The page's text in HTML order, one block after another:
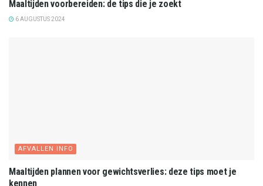
Maaltijden voorbereiden: de tips die je zoekt
6 AUGUSTUS 2024
AFVALLEN INFO
Maaltijden plannen voor gewichtsverlies: deze tips moet je
kennen